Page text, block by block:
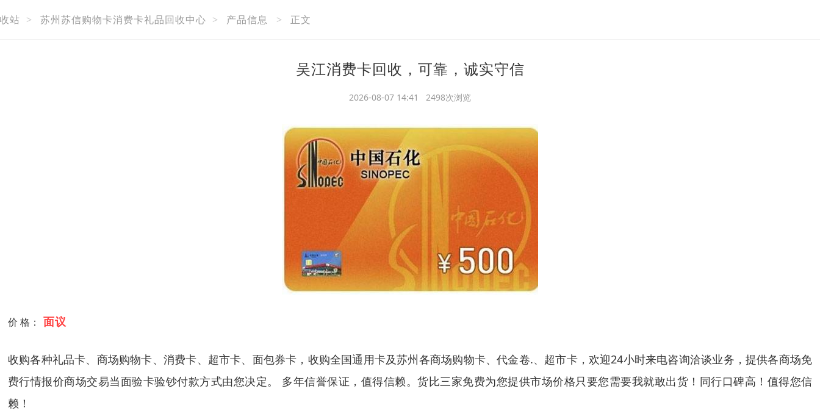
站 > 苏州苏信购物卡消费卡礼品回收中心 > 产品信息 > 正文
吴江消费卡回收，可靠，诚实守信
2026-08-07 14:41 2498次浏览
价 格： 面议
收购各种礼品卡、商场购物卡、消费卡、超市卡、面包券卡，收购全国通用卡及苏州各商场购物卡、代金卷.、超市卡，欢迎24小时来电咨询洽谈业务，提供各商场免
费行情报价商场交易当面验卡验钞付款方式由您决定。 多年信誉保证，值得信赖。货比三家免费为您提供市场价格只要您需要我就敢出货！同行口碑高！值得您信
赖！